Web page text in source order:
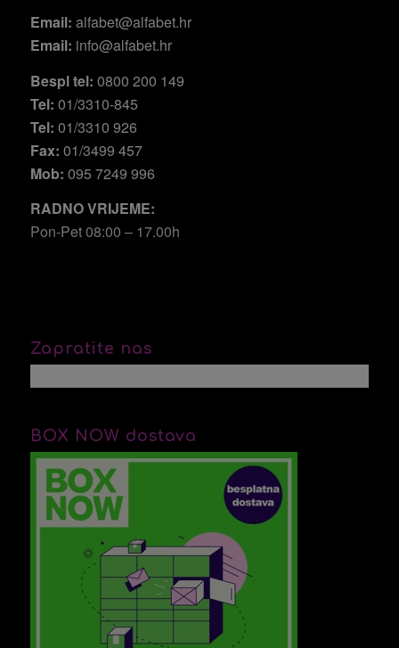
Email: alfabet@alfabet.hr
Email: info@alfabet.hr
Bespl tel: 0800 200 149
Tel: 01/3310-845
Tel: 01/3310 926
Fax: 01/3499 457
Mob: 095 7249 996
RADNO VRIJEME:
Pon-Pet 08:00 – 17.00h
Zapratite nas
BOX NOW dostava